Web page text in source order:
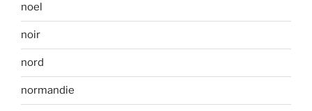
noel
noir
nord
normandie